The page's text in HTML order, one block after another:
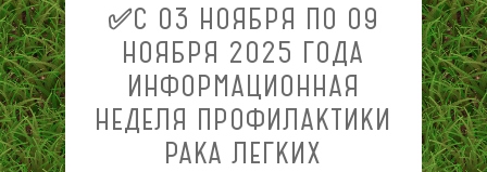
✅С 03 НОЯБРЯ ПО 09
НОЯБРЯ 2025 ГОДА
ИНФОРМАЦИОННАЯ
НЕДЕЛЯ ПРОФИЛАКТИКИ
РАКА ЛЕГКИХ